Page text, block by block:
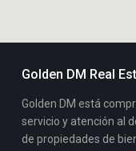
Golden DM Real
Golden DM está
servicio y atención al
de propiedades de